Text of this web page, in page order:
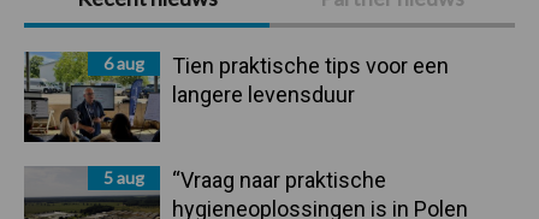
Sidebar
6 aug
Tien praktische tips voor een
langere levensduur
5 aug
“Vraag naar praktische
hygieneoplossingen is in Polen